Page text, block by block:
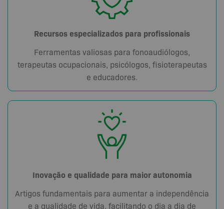
Recursos especializados para profissionais
Ferramentas valiosas para fonoaudiólogos,
terapeutas ocupacionais, psicólogos, fisioterapeutas
e educadores.
Inovação e qualidade para maior autonomia
Artigos fundamentais para aumentar a independência
e a qualidade de vida, facilitando o dia a dia de